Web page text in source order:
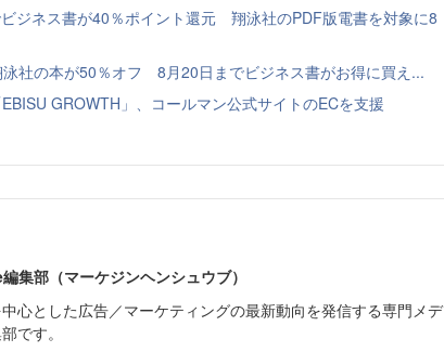
ジネス書が40％ポイント還元 翔泳社のPDF版電書を対象に8
社の本が50％オフ 8月20日までビジネス書がお得に買え...
GROWTH」、コールマン公式サイトのECを支援
集部（マーケジンヘンシュウブ）
心とした広告／マーケティングの最新動向を発信する専門メデ
です。